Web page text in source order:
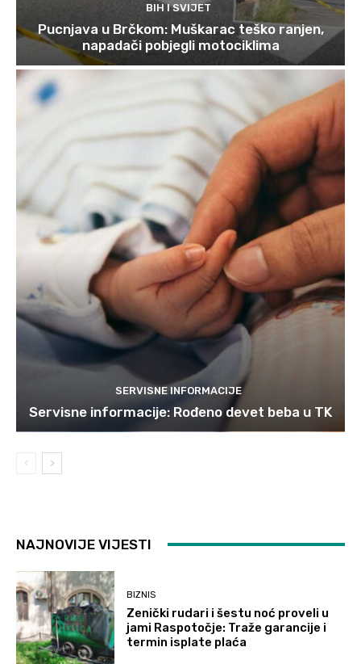
BIH I SVIJET
Pucnjava u Brčkom: Muškarac teško ranjen,
napadači pobjegli motociklima
SERVISNE INFORMACIJE
Servisne informacije: Rođeno devet beba u TK
NAJNOVIJE VIJESTI
BIZNIS
Zenički rudari i šestu noć proveli u
jami Raspotočje: Traže garancije i
termin isplate plaća